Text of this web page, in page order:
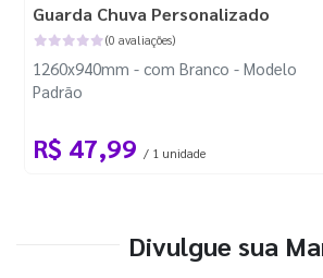
Guarda Chuva Personalizado
(0 avaliações)
1260x940mm - com Branco - Modelo
Padrão
R$ 47,99 / 1 unidade
Divulgue sua